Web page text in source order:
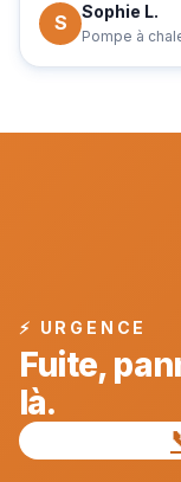
S Sophie L.
Pompe à
⚡ URGENCE
Fuite,
là.